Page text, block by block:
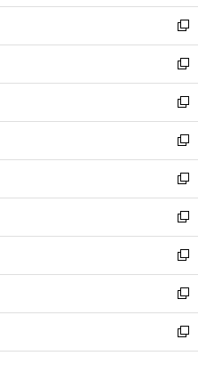
ウ
ィ
ン
ド
ウ
で
開
く
し
い
ウ
ィ
ン
ド
ウ
で
開
く
新
し
い
ウ
ィ
ン
ド
ウ
で
開
く
新
し
い
ウ
ィ
ン
ド
ウ
で
開
く
新
し
い
ウ
ィ
ン
ド
ウ
で
開
く
新
し
い
ウ
ィ
ン
ド
ウ
で
開
く
新
し
い
ウ
ィ
ン
ド
ウ
で
開
新
し
い
ウ
ィ
ン
ド
ウ
新
し
い
ウ
ィ
ン
新
し
い
ウ
新
し